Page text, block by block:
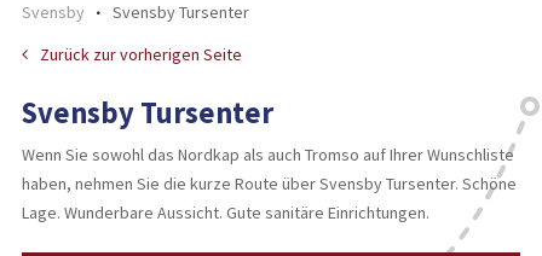
Svensby
Svensby Tursenter
Zurück zur vorherigen Seite
Svensby Tursenter
Wenn Sie sowohl das Nordkap als auch Tromso auf Ihrer Wunschliste
haben, nehmen Sie die kurze Route über Svensby Tursenter. Schöne
Lage. Wunderbare Aussicht. Gute sanitäre Einrichtungen.